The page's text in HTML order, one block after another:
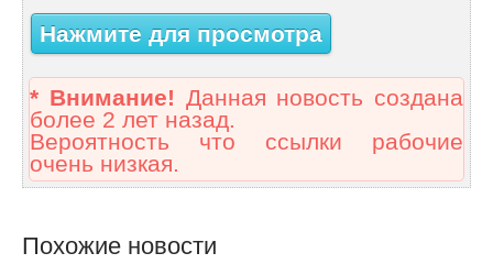
Нажмите для просмотра
* Внимание! Данная новость создана
более 2 лет назад.
Вероятность что ссылки рабочие
очень низкая.
Похожие новости